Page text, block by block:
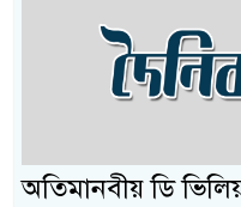
অতিমানবীয় ডি